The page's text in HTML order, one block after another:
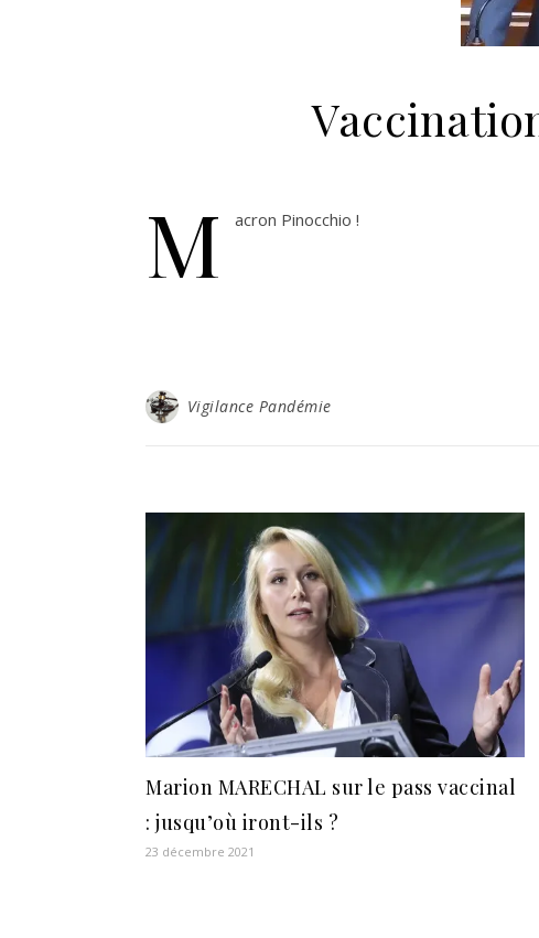
M acron Pinocchio !
Vigilance Pandémie
Marion MARECHAL sur le pass vaccinal
: jusqu’où iront-ils ?
23 décembre 2021